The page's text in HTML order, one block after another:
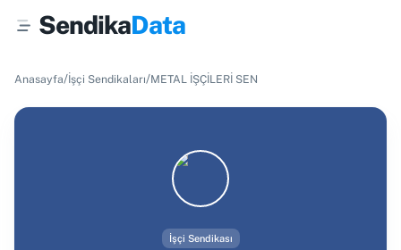
SendikaData
Anasayfa/İşçi Sendikaları/METAL İŞÇİLERİ SEN
İşçi Sendikası